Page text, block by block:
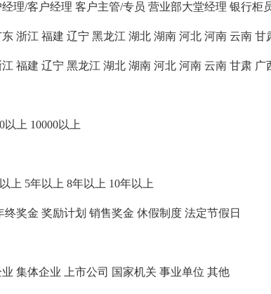
理/客户经理 客户主管/专员 营业部大堂经理 银行柜
东 浙江 福建 辽宁 黑龙江 湖北 湖南 河北 河南 云南 甘
福建 辽宁 黑龙江 湖北 湖南 河北 河南 云南 甘肃 广
以上 10000以上
上 5年以上 8年以上 10年以上
终奖金 奖励计划 销售奖金 休假制度 法定节假日
业 集体企业 上市公司 国家机关 事业单位 其他